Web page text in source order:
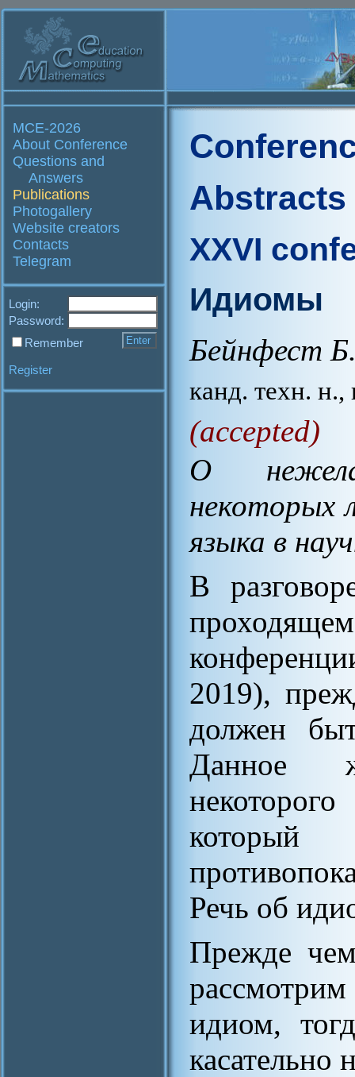
MCE-2026
About Conference
Questions and
Answers
Publications
Photogallery
Website creators
Contacts
Telegram
Login:
Password:
Remember
Register
Abstracts
XXVI
Идиомы
Бейнфест
канд. техн. н.,
(accepted)
О
некоторых
языка в
В
2019),
должен
Данное
Речь об
Прежде
идиом,
касательно